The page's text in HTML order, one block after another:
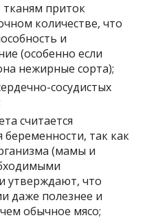
тканям приток
количестве, что
и
(особенно если
нежирные сорта);
сосудистых
считается
так как
(мамы и
утверждают, что
даже полезнее и
обычное мясо;